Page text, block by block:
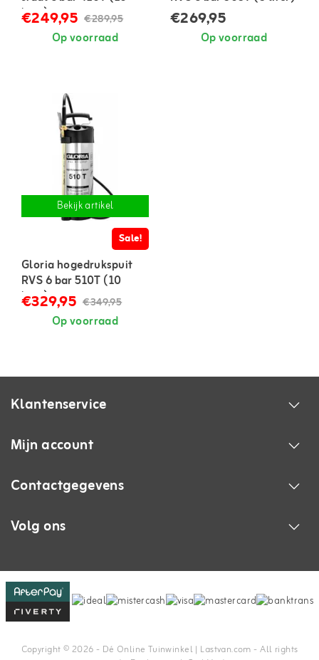
liter)
€249,95 €289,95
Op voorraad
€269,95
Op voorraad
Bekijk artikel
Sale!
Gloria hogedrukspuit
RVS 6 bar 510T (10
liter)
€329,95 €349,95
Op voorraad
Klantenservice
Mijn account
Contactgegevens
Volg ons
Copyright © 2026 - Dé Online Tuinwinkel | Lastvan.com‎ - All rights